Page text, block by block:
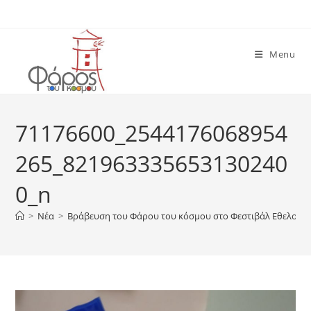
Menu
71176600_2544176068954
265_821963335653130240
0_n
> Νέα > Βράβευση του Φάρου του κόσμου στο Φεστιβάλ